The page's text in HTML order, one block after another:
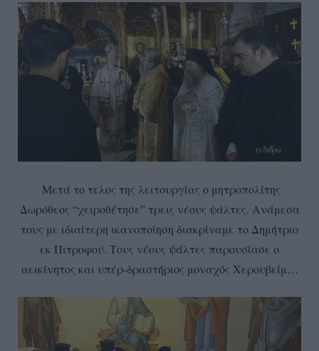
Μετά το τελος της λειτουργίας ο μητροπολίτης
Δωρόθεος “χειροθέτησε” τρεις νέους ψάλτες. Ανάμεσα
τους με ιδιαίτερη ικανοποίηση διακρίναμε το Δημήτριο
εκ Πιτροφού. Τους νέους ψάλτες παρουσίασε ο
αεικίνητος και υπέρ-δραστήριος μοναχός Χερουβείμ…